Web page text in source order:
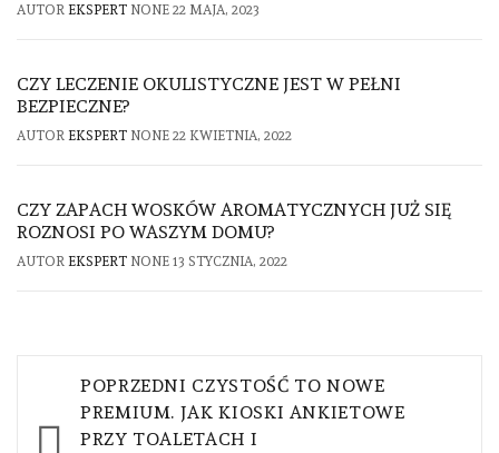
AUTOR EKSPERT NONE 22 MAJA, 2023
CZY LECZENIE OKULISTYCZNE JEST W PEŁNI
BEZPIECZNE?
AUTOR EKSPERT NONE 22 KWIETNIA, 2022
CZY ZAPACH WOSKÓW AROMATYCZNYCH JUŻ SIĘ
ROZNOSI PO WASZYM DOMU?
AUTOR EKSPERT NONE 13 STYCZNIA, 2022
Nawigacja
wpisu
POPRZEDNI CZYSTOŚĆ TO NOWE
PREMIUM. JAK KIOSKI ANKIETOWE
PRZY TOALETACH I